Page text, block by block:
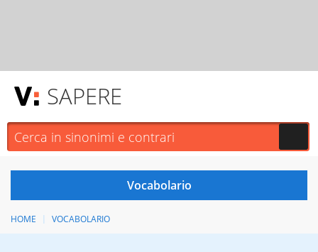
SAPERE
HOME VOCABOLARIO